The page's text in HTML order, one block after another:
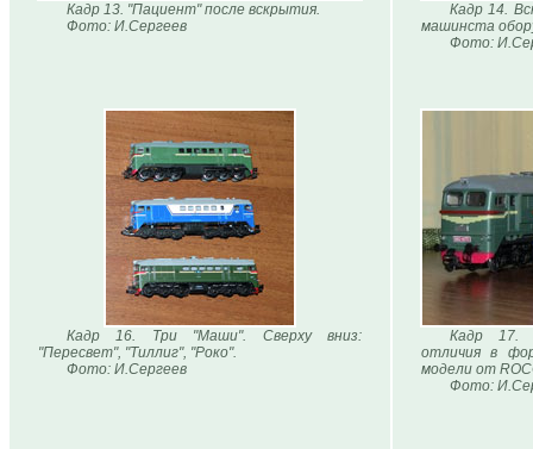
Кадр 13. "Пациент" после вскрытия.
Фото: И.Сергеев
Кадр 14.
машинста
Фото:
Кадр 16. Три "Маши". Сверху вниз:
"Пересвет", "Тиллиг", "Роко".
Фото: И.Сергеев
Кадр 17.
отличия в
модели от
Фото: